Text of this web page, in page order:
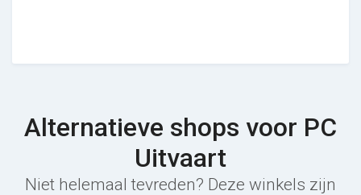
Alternatieve shops voor PC
Uitvaart
Niet helemaal tevreden? Deze winkels zijn